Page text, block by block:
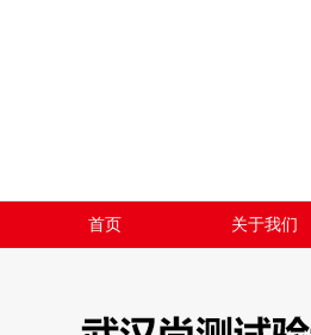
首页 关于我们